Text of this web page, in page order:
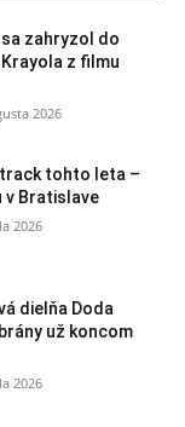
zahryzol do
z filmu
2026
tohto leta –
v Bratislave
2026
dielňa Doda
už koncom
2026